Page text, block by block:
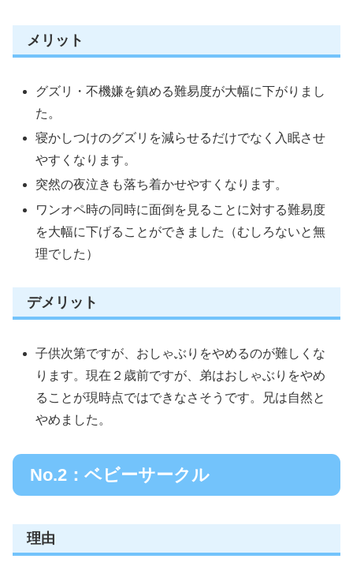
メリット
グズリ・不機嫌を鎮める難易度が大幅に下がりまし
た。
寝かしつけのグズリを減らせるだけでなく入眠させ
やすくなります。
突然の夜泣きも落ち着かせやすくなります。
ワンオペ時の同時に面倒を見ることに対する難易度
を大幅に下げることができました（むしろないと無
理でした）
デメリット
子供次第ですが、おしゃぶりをやめるのが難しくな
ります。現在２歳前ですが、弟はおしゃぶりをやめ
ることが現時点ではできなさそうです。兄は自然と
やめました。
No.2：ベビーサークル
理由